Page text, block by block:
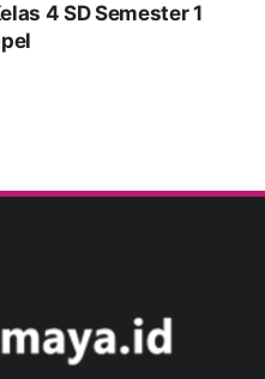
4 SD Semester 1